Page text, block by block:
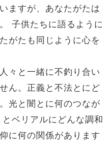
ますが、あなたがたは
子供たちに語るように
がたも同じように心を
々と一緒に不釣り合い
ん。正義と不法とにど
光と闇とに何のつなが
とベリアルにどんな調和
に何の関係があります